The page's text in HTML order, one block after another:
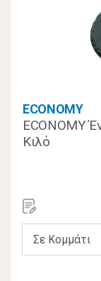
ECONOMY
ECONOMY
Κιλό